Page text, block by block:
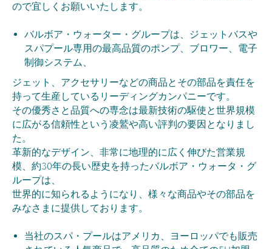
ので宜しくお願いいたします。
バルボア・ウォーター・グループは、ジェットバスや
スパプール専用の最高品質のポンプ、ブロワー、電子
制御システム、
ジェット、アクセサリーなどの商品とその部品を責任を
持って生産しているリーディングカンパニーです。
その優秀さと品質への専念は最新技術の駆使と世界規模
に広がる信頼性という凌鷲や高い評判の要因となりまし
た。
革新的なデザイン、非常に地理的に広く伸びた営業規
模、約30年の長い歴史を持ったバルボア・ウォータ・グ
ループは、
世界的に知られるようになり、様々な商品やその部品を
みなさまに提供しております。
当社のスパ・プールはアメリカ、ヨーロッパでも販売